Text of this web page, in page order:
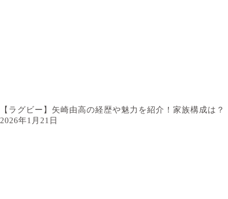
【ラグビー】矢崎由高の経歴や魅力を紹介！家族構成は？
2026年1月21日